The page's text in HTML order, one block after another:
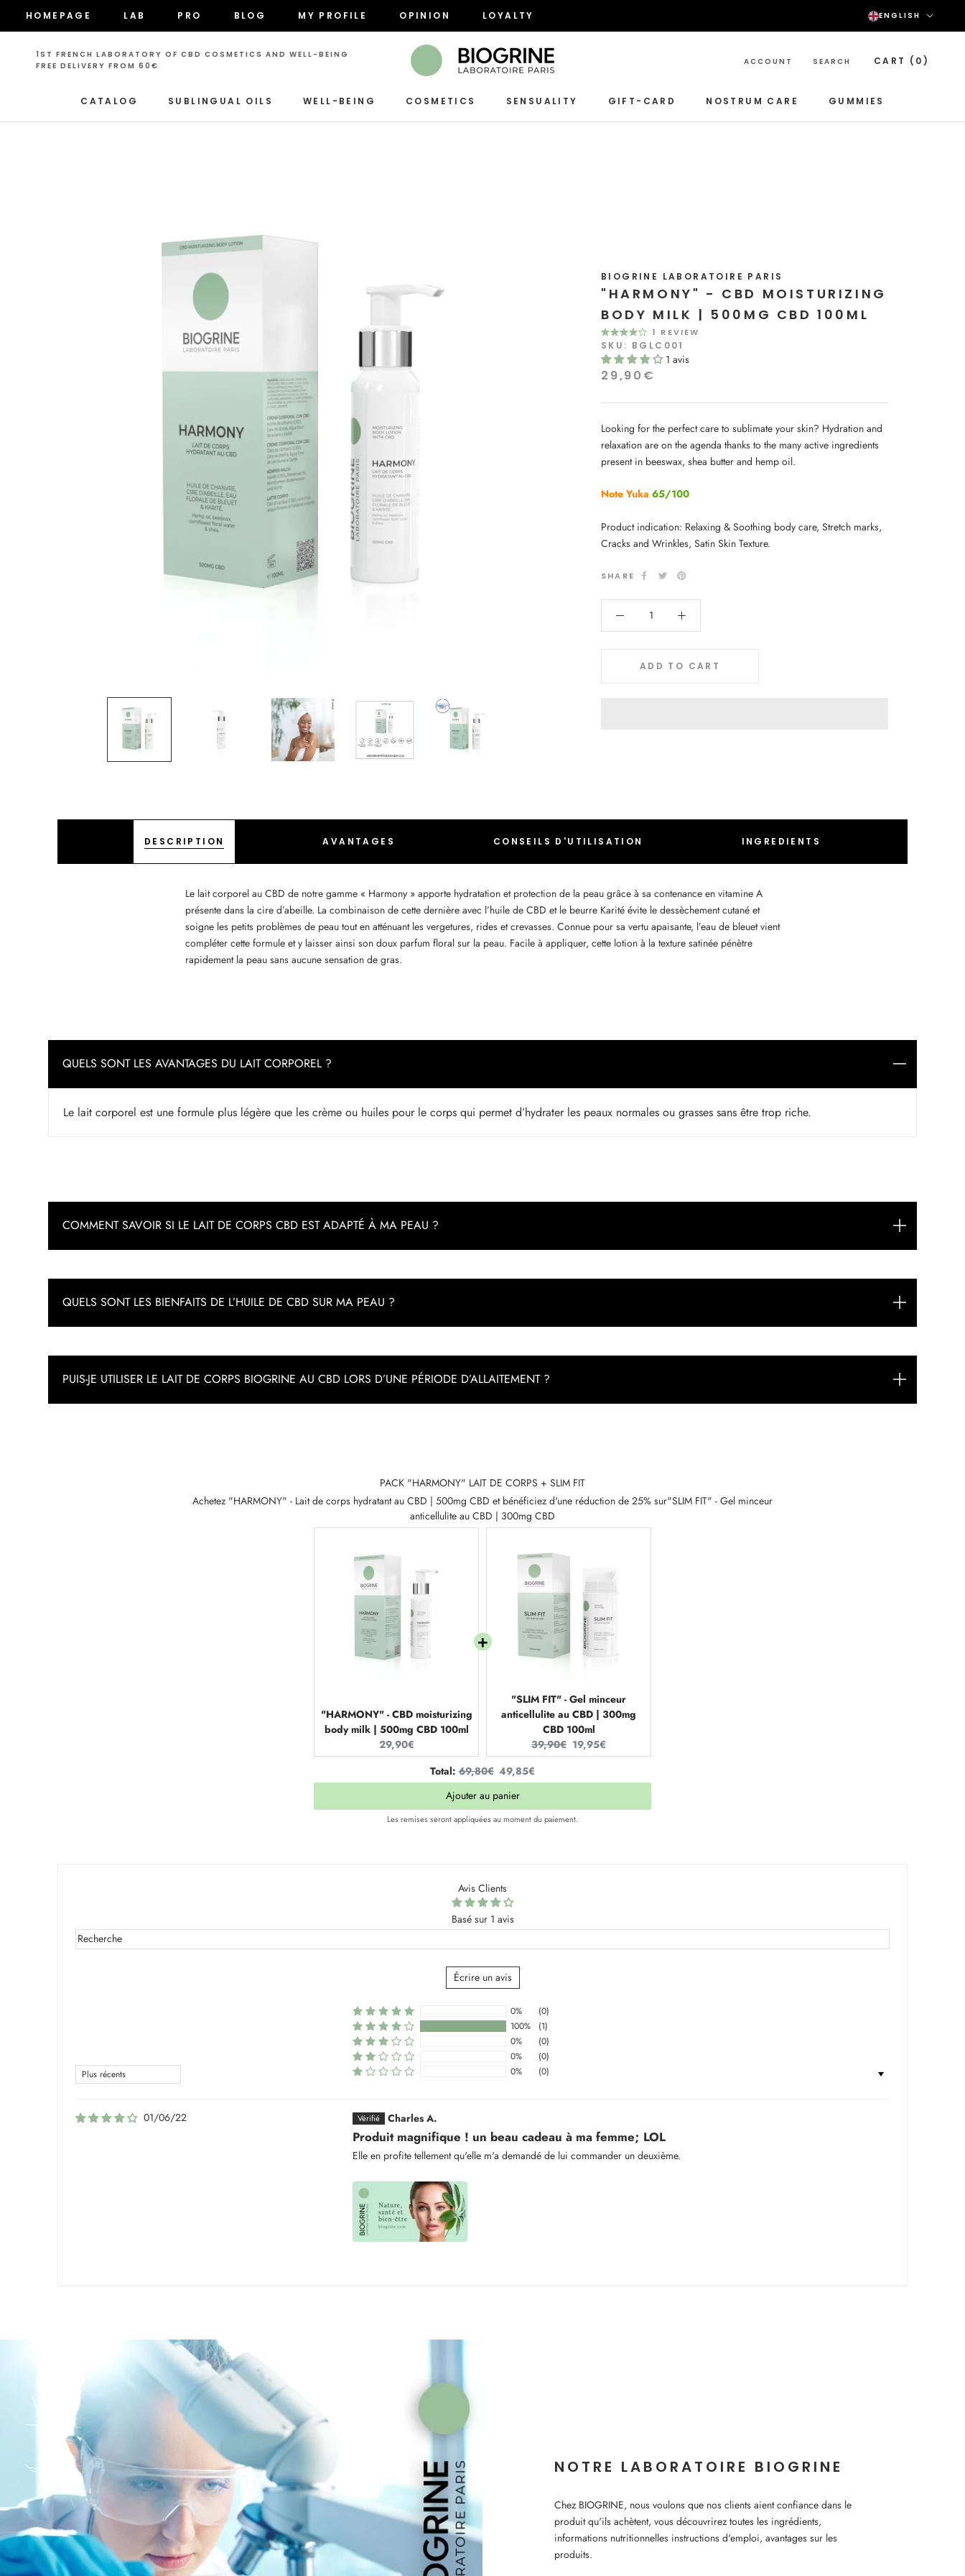
HOMEPAGE LAB PRO BLOG MY PROFILE OPINION LOYALTY ENGLISH
1ST FRENCH LABORATORY OF CBD COSMETICS AND WELL-BEING
FREE DELIVERY FROM 60€
CATALOG
SUBLINGUAL OILS WELL-BEING COSMETICS
SENSUALITY
GIFT-CARD
NOSTRUM CARE
GUMMIES
ACCOUNT SEARCH CART ( 0 )
BIOGRINE LABORATOIRE PARIS
"HARMONY" - CBD MOISTURIZING
BODY MILK | 500MG CBD 100ML
1 REVIEW
SKU: BGLC001
1 avis
29,90€
Looking for the perfect care to sublimate your skin? Hydration and
relaxation are on the agenda thanks to the many active ingredients
present in beeswax, shea butter and hemp oil.
Note Yuka 65/100
Product indication: Relaxing & Soothing body care, Stretch marks,
Cracks and Wrinkles, Satin Skin Texture.
SHARE
ADD TO CART
DESCRIPTION AVANTAGES CONSEILS D'UTILISATION INGREDIENTS
Le lait corporel au CBD de notre gamme « Harmony » apporte hydratation et protection de la peau grâce à sa contenance en vitamine A
présente dans la cire d’abeille. La combinaison de cette dernière avec l’huile de CBD et le beurre Karité évite le dessèchement cutané et
soigne les petits problèmes de peau tout en atténuant les vergetures, rides et crevasses. Connue pour sa vertu apaisante, l’eau de bleuet vient
compléter cette formule et y laisser ainsi son doux parfum floral sur la peau. Facile à appliquer, cette lotion à la texture satinée pénètre
rapidement la peau sans aucune sensation de gras.
QUELS SONT LES AVANTAGES DU LAIT CORPOREL ?
Le lait corporel est une formule plus légère que les crème ou huiles pour le corps qui permet d’hydrater les peaux normales ou grasses sans être trop riche.
COMMENT SAVOIR SI LE LAIT DE CORPS CBD EST ADAPTÉ À MA PEAU ?
QUELS SONT LES BIENFAITS DE L’HUILE DE CBD SUR MA PEAU ?
PUIS-JE UTILISER LE LAIT DE CORPS BIOGRINE AU CBD LORS D’UNE PÉRIODE D’ALLAITEMENT ?
PACK "HARMONY" LAIT DE CORPS + SLIM FIT
Achetez "HARMONY" - Lait de corps hydratant au CBD | 500mg CBD et bénéficiez d'une réduction de 25% sur"SLIM FIT" - Gel minceur
anticellulite au CBD | 300mg CBD
"HARMONY" - CBD moisturizing
body milk | 500mg CBD 100ml
Current
price:
29,90€
"SLIM FIT" - Gel minceur
anticellulite au CBD | 300mg
CBD 100ml
Original
price:
39,90€ Current
price:
19,95€
Total:Original
price
69,80€ Discounted
price
49,85€
Ajouter au panier
Les remises seront appliquées au moment du paiement.
Avis Clients
Basé sur 1 avis
Écrire un avis
0%
(0)
100%
(1)
0%
(0)
0%
(0)
0%
(0)
Sort by
01/06/22 Charles A.
Produit magnifique ! un beau cadeau à ma femme; LOL
Elle en profite tellement qu'elle m'a demandé de lui commander un deuxième.
NOTRE LABORATOIRE BIOGRINE
Chez BIOGRINE, nous voulons que nos clients aient confiance dans le
produit qu'ils achètent, vous découvrirez toutes les ingrédients,
informations nutritionnelles instructions d'emploi, avantages sur les
produits.